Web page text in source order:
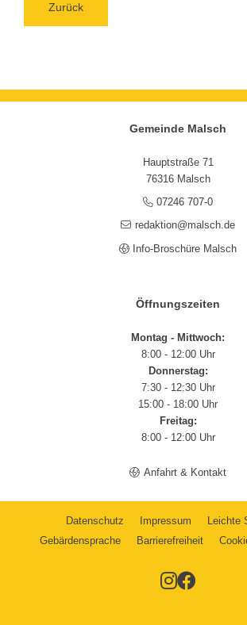
Zurück
Gemeinde Malsch
Hauptstraße 71
76316 Malsch
07246 707-0
redaktion@malsch.de
Info-Broschüre Malsch
Öffnungszeiten
Montag - Mittwoch:
8:00 - 12:00 Uhr
Donnerstag:
7:30 - 12:30 Uhr
15:00 - 18:00 Uhr
Freitag:
8:00 - 12:00 Uhr
Anfahrt & Kontakt
Datenschutz Impressum
Leichte
Gebärdensprache
Barrierefreiheit